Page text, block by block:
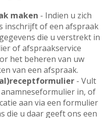
maken - Indien u zich
inschrijft of een afspraak
die u verstrekt in
of afspraakservice
het beheren van uw
van een afspraak.
- Vult
in, of
aan via een formulier
die u daar geeft ons een